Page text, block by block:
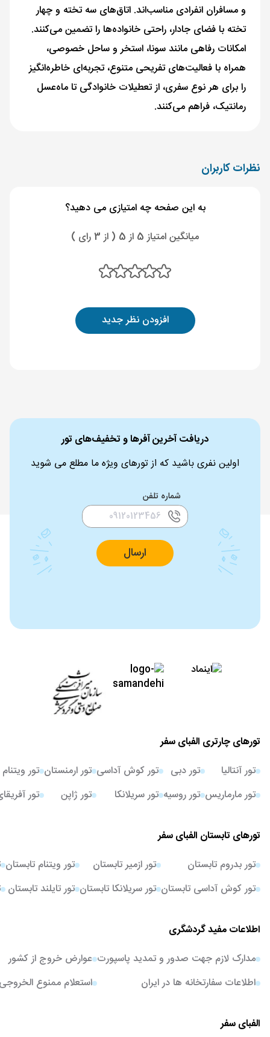
و مسافران انفرادی مناسب‌اند. اتاق‌های سه تخته و چهار
تخته با فضای جادار، راحتی خانواده‌ها را تضمین می‌کنند.
امکانات رفاهی مانند سونا، استخر و ساحل خصوصی،
همراه با فعالیت‌های تفریحی متنوع، تجربه‌ای خاطره‌انگیز
را برای هر نوع سفری، از تعطیلات خانوادگی تا ماه‌عسل
رمانتیک، فراهم می‌کنند.
نظرات کاربران
به این صفحه چه امتیازی می دهید؟
میانگین امتیاز 5 از 5 ( از 3 رای )
افزودن نظر جدید
دریافت آخرین آفرها و تخفیف‌های تور
اولین نفری باشید که از تورهای ویژه ما مطلع می شوید
شماره تلفن
ارسال
تورهای چارتری الفبای سفر
تور آنتالیا
تور مارماریس
تور دبی
تور روسیه
تور کوش آداسی
تور سریلانکا
تور ارمنستان
تور ژاپن
تور ویتنام
تور
تورهای تابستان الفبای سفر
تور بدروم تابستان
تور کوش آداسی تابستان
تور ازمیر تابستان
تور سریلانکا تابستان
تور ویتنام تابستان
تور تایلند تابستان
اطلاعات مفید گردشگری
مدارک لازم جهت صدور و تمدید پاسپورت
اطلاعات سفارتخانه ها در ایران
عوارض خروج از کشور
استعلام ممنوع
الفبای سفر